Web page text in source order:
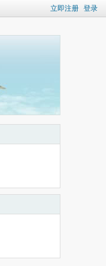
立即注册 登录